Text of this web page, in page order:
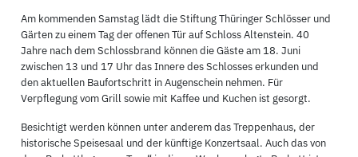
Am kommenden Samstag lädt die Stiftung Thüringer Schlösser und
Gärten zu einem Tag der offenen Tür auf Schloss Altenstein. 40
Jahre nach dem Schlossbrand können die Gäste am 18. Juni
zwischen 13 und 17 Uhr das Innere des Schlosses erkunden und
den aktuellen Baufortschritt in Augenschein nehmen. Für
Verpflegung vom Grill sowie mit Kaffee und Kuchen ist gesorgt.
Besichtigt werden können unter anderem das Treppenhaus, der
historische Speisesaal und der künftige Konzertsaal. Auch das von